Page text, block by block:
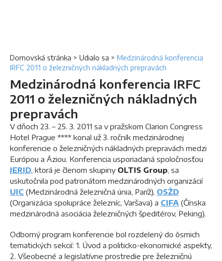
Domovská stránka > Udialo sa > Medzinárodná konferencia
IRFC 2011 o železničných nákladných prepravách
Medzinárodná konferencia IRFC
2011 o železničných nákladných
prepravách
V dňoch 23. – 25. 3. 2011 sa v pražskom Clarion Congress
Hotel Prague **** konal už 3. ročník medzinárodnej
konferencie o železničných nákladných prepravách medzi
Európou a Áziou. Konferencia usporiadaná spoločnosťou
JERID, ktorá je členom skupiny OLTIS Group, sa
uskutočnila pod patronátom medzinárodných organizácií
UIC (Medzinárodná železničná únia, Paríž), OSŽD
(Organizácia spolupráce železníc, Varšava) a CIFA (Čínska
medzinárodná asociácia železničných špeditérov, Peking).
Odborný program konferencie bol rozdelený do ôsmich
tematických sekcií: 1. Úvod a politicko-ekonomické aspekty,
2. Všeobecné a legislatívne prostredie pre železničnú